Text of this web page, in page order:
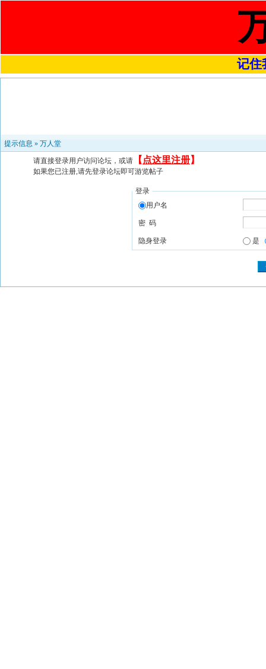
记住
提示信息 » 万人堂
请直接登录用户访问论坛，或请 【 点这里注册】
如果您已注册,请先登录论坛即可游览帖子
登录
用户名
密 码
隐身登录 是